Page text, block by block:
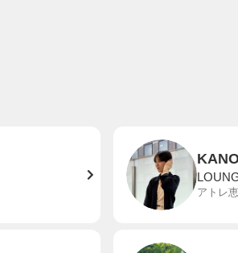
アトレ